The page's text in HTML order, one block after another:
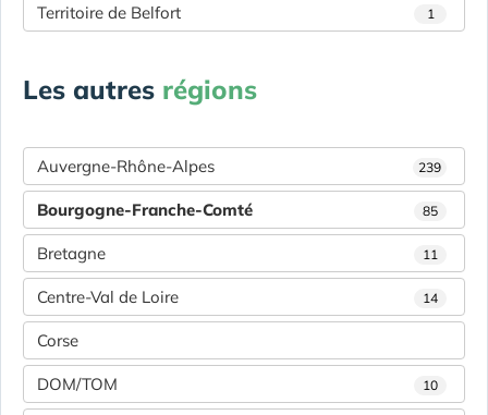
Territoire de Belfort 1
Les autres régions
Auvergne-Rhône-Alpes 239
Bourgogne-Franche-Comté 85
Bretagne 11
Centre-Val de Loire 14
Corse
DOM/TOM 10